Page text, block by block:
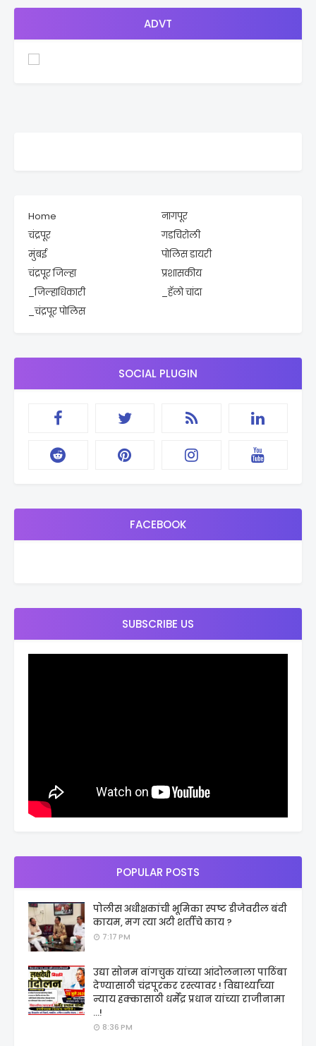
ADVT
Home
नागपूर
चंद्रपूर
गडचिरोली
मुंबई
पोलिस डायरी
चंद्रपूर जिल्हा
प्रशासकीय
_जिल्हाधिकारी
_हॅलो चांदा
_चंद्रपूर पोलिस
SOCIAL PLUGIN
FACEBOOK
SUBSCRIBE US
POPULAR POSTS
पोलीस अधीक्षकांची भूमिका स्पष्ट डीजेवरील बंदी
कायम, मग त्या अटी शर्तीचे काय ?
7:17 PM
उद्या सोनम वांगचुक यांच्या आंदोलनाला पाठिंबा
देण्यासाठी चंद्रपूरकर रस्त्यावर ! विद्यार्थ्यांच्या
न्याय हक्कासाठी धर्मेंद्र प्रधान यांच्या राजीनामा
...!
8:36 PM